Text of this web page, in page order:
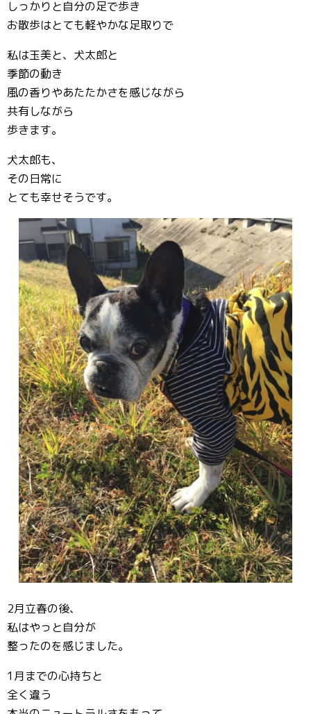
しっかりと自分の足で歩き
お散歩はとても軽やかな足取りで
私は玉美と、犬太郎と
季節の動き
風の香りやあたたかさを感じながら
共有しながら
歩きます。
犬太郎も、
その日常に
とても幸せそうです。
2月立春の後、
私はやっと自分が
整ったのを感じました。
1月までの心持ちと
全く違う